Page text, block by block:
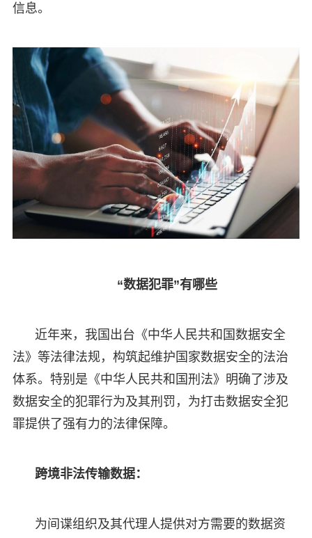
信息。
“数据犯罪”有哪些
近年来，我国出台《中华人民共和国数据安全
法》等法律法规，构筑起维护国家数据安全的法治
体系。特别是《中华人民共和国刑法》明确了涉及
数据安全的犯罪行为及其刑罚，为打击数据安全犯
罪提供了强有力的法律保障。
跨境非法传输数据：
为间谍组织及其代理人提供对方需要的数据资